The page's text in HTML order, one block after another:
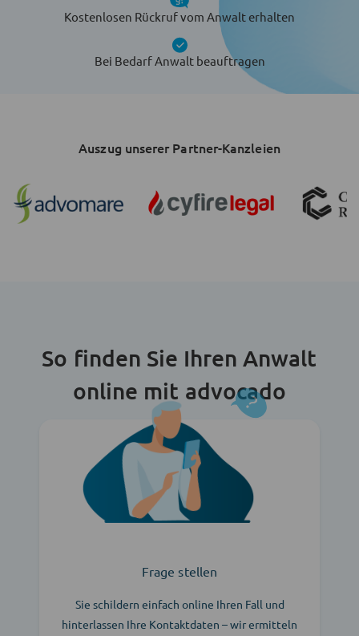
Kostenlosen Rückruf vom Anwalt erhalten
Bei Bedarf Anwalt beauftragen
Auszug unserer Partner-Kanzleien
So finden Sie Ihren Anwalt
online mit advocado
Frage stellen
Sie schildern einfach online Ihren Fall und
hinterlassen Ihre Kontaktdaten – wir ermitteln